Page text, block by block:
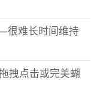
很难长时间维持
拽点击或完美蝴